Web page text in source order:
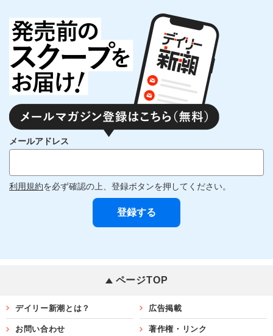
メールアドレス
利用規約を必ず確認の上、登録ボタンを押してください。
ページTOP
デイリー新潮とは？ 広告掲載
お問い合わせ 著作権・リンク